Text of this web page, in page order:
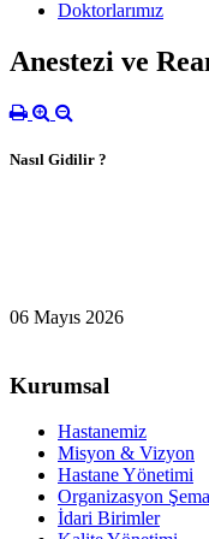
Doktorlarımız
Anestezi ve
Nasıl Gidilir ?
06 Mayıs 2026
Kurumsal
Hastanemiz
Misyon & Vizyon
Hastane Yönetimi
Organizasyon
İdari Birimler